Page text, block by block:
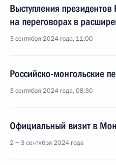
Выступления
на переговорах в
3 сентября 2024 года, 11:00
Российско-монгольские
3 сентября 2024 года, 08:30
Официальный визит в
2 − 3 сентября 2024 года